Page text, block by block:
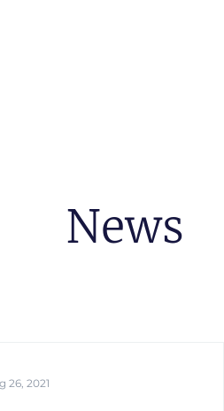
News
26, 2021